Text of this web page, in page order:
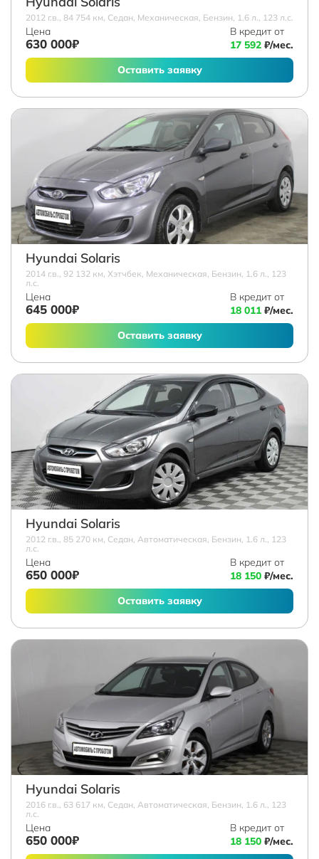
2012 г.в., 84 754 км, Седан, Механическая, Бензин, 1.6 л., 123 л.с.
Цена
630 000₽
В кредит от
17 592 ₽/мес.
Оставить заявку
Hyundai Solaris
2014 г.в., 92 132 км, Хэтчбек, Механическая, Бензин, 1.6 л., 123
л.с.
Цена
645 000₽
В кредит от
18 011 ₽/мес.
Оставить заявку
Hyundai Solaris
2012 г.в., 85 270 км, Седан, Автоматическая, Бензин, 1.6 л., 123
л.с.
Цена
650 000₽
В кредит от
18 150 ₽/мес.
Оставить заявку
Hyundai Solaris
2016 г.в., 63 617 км, Седан, Автоматическая, Бензин, 1.6 л., 123
л.с.
Цена
650 000₽
В кредит от
18 150 ₽/мес.